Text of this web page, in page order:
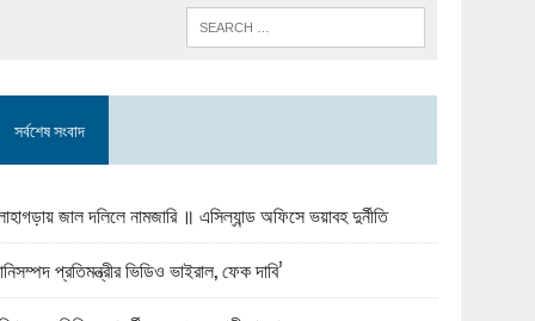
সর্বশেষ সংবাদ
জাল দলিলে নামজারি ॥ এসিল্যান্ড অফিসে ভয়াবহ দুর্নীতি
প্রতিমন্ত্রীর ভিডিও ভাইরাল, ফেক দাবি’